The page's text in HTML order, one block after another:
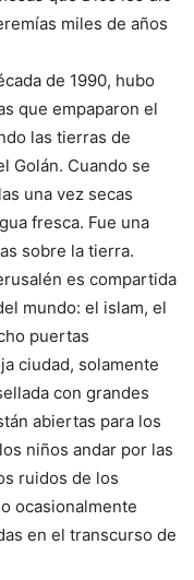
miles de años
de 1990, hubo
que empaparon el
las tierras de
Golán. Cuando se
una vez secas
fresca. Fue una
sobre la tierra.
es compartida
mundo: el islam, el
puertas
ciudad, solamente
con grandes
abiertas para los
niños andar por las
ruidos de los
ocasionalmente
en el transcurso de